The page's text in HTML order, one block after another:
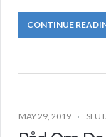
CONTINUE
MAY 29, 2019